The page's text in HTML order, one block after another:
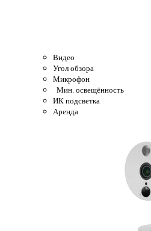
Видео
Угол обзора
Микрофон
Мин. освещённость
ИК подсветка
Аренда